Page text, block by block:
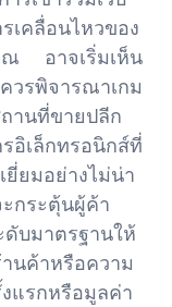
เคลื่อนไหวของ
ณ อาจเริ่มเห็น
รพิจารณาเกม
านที่ขายปลีก
อิเล็กทรอนิกส์ที่
ยมอย่างไม่น่า
กระตุ้นผู้ค้า
บมาตรฐานให้
นค้าหรือความ
แรกหรือมูลค่า